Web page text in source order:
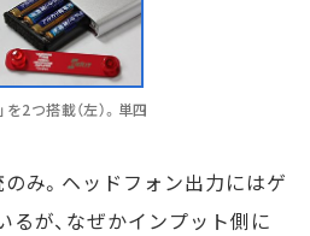
2つ搭載（左）。単四
み。ヘッドフォン出力にはゲ
が、なぜかインプット側に